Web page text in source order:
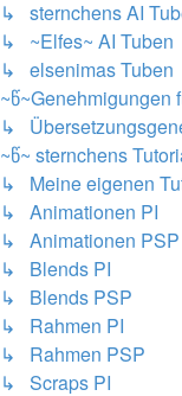
↳ sternchens AI
↳ ~Elfes~ AI Tuben
↳ elsenimas Tuben
~წ~Genehmigungen
↳
~წ~ sternchens
↳ Meine eigenen
↳ Animationen PI
↳ Animationen PSP
↳ Blends PI
↳ Blends PSP
↳ Rahmen PI
↳ Rahmen PSP
↳ Scraps PI